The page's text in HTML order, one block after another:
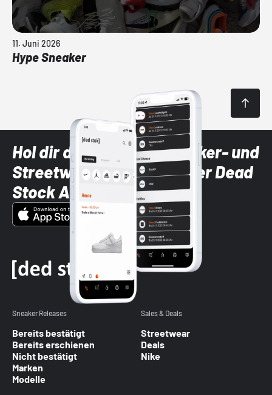
11. Juni 2026
Hype Sneaker
Hol dir die neuesten Sneaker- und
Streetwear-Brands mit der Dead
Stock App
Sneaker Releases
Bereits bestätigt
Bereits erschienen
Nicht bestätigt
Marken
Modelle
Sales & Deals
Streetwear
Deals
Nike